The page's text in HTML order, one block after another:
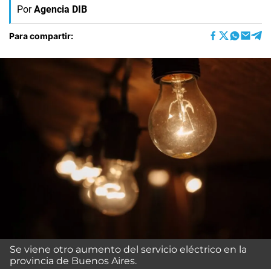
Por Agencia DIB
Para compartir:
Se viene otro aumento del servicio eléctrico en la
provincia de Buenos Aires.